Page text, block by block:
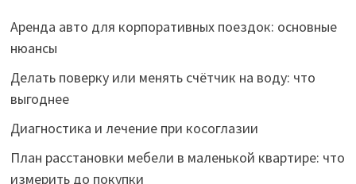
Аренда авто для корпоративных поездок: основные
нюансы
Делать поверку или менять счётчик на воду: что
выгоднее
Диагностика и лечение при косоглазии
План расстановки мебели в маленькой квартире: что
измерить до покупки